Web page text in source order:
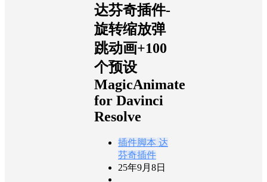
达芬奇插件-
旋转缩放弹
跳动画+100
个预设
MagicAnimate
for Davinci
Resolve
插件脚本 达
芬奇插件
25年9月8日